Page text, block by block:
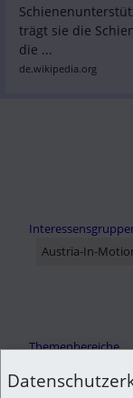
trägt sie die
die ...
de.wikipedia.org
Austria-In-
Themenbereiche